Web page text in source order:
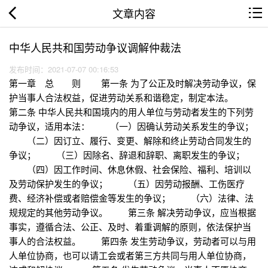
文章内容
中华人民共和国劳动争议调解仲裁法
发布时间：2021-07-07 00:16:53
第一章 总 则 第一条 为了公正及时解决劳动争议，保
护当事人合法权益，促进劳动关系和谐稳定，制定本法。
第二条 中华人民共和国境内的用人单位与劳动者发生的下列劳
动争议，适用本法： （一）因确认劳动关系发生的争议；
（二）因订立、履行、变更、解除和终止劳动合同发生的
争议； （三）因除名、辞退和辞职、离职发生的争议；
（四）因工作时间、休息休假、社会保险、福利、培训以
及劳动保护发生的争议； （五）因劳动报酬、工伤医疗
费、经济补偿或者赔偿金等发生的争议； （六）法律、法
规规定的其他劳动争议。 第三条 解决劳动争议，应当根据
事实，遵循合法、公正、及时、着重调解的原则，依法保护当
事人的合法权益。 第四条 发生劳动争议，劳动者可以与用
人单位协商，也可以请工会或者第三方共同与用人单位协商，